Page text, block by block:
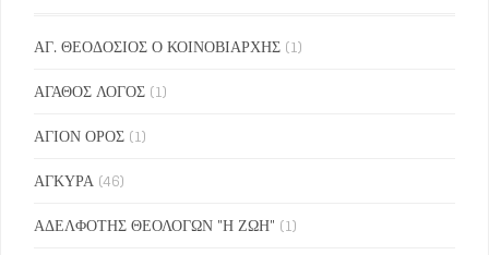
ΑΓ. ΘΕΟΔΟΣΙΟΣ Ο ΚΟΙΝΟΒΙΑΡΧΗΣ (1)
ΑΓΑΘΟΣ ΛΟΓΟΣ (1)
ΑΓΙΟΝ ΟΡΟΣ (1)
ΑΓΚΥΡΑ (46)
ΑΔΕΛΦΟΤΗΣ ΘΕΟΛΟΓΩΝ "Η ΖΩΗ" (1)